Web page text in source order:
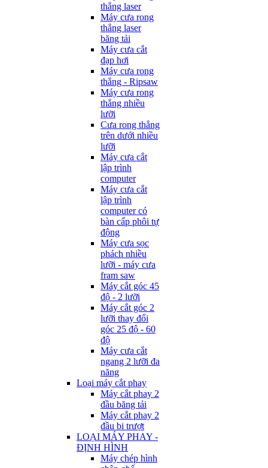
thẳng laser
Máy cưa rong
thẳng laser
băng tải
Máy cưa cắt
đạp hơi
Máy cưa rong
thẳng - Ripsaw
Máy cưa rong
thẳng nhiều
lưỡi
Cưa rong thẳng
trên dưới nhiều
lưỡi
Máy cưa cắt
lập trình
computer
Máy cưa cắt
lập trình
computer có
bàn cấp phôi tự
động
Máy cưa sọc
phách nhiều
lưỡi - máy cưa
fram saw
Máy cắt góc 45
độ - 2 lưỡi
Máy cắt góc 2
lưỡi thay đổi
góc 25 độ - 60
độ
Máy cưa cắt
ngang 2 lưỡi đa
năng
Loại máy cắt phay
Máy cắt phay 2
đầu băng tải
Máy cắt phay 2
đầu bi trượt
LOẠI MÁY PHAY -
ĐỊNH HÌNH
Máy chép hình